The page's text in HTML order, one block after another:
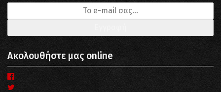
Ακολουθήστε μας online